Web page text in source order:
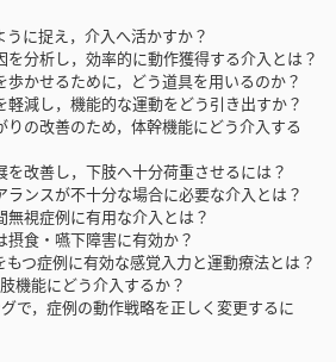
に捉え，介入へ活かすか？
分析し，効率的に動作獲得する介入とは？
かせるために，どう道具を用いるのか？
減し，機能的な運動をどう引き出すか？
の改善のため，体幹機能にどう介入する
改善し，下肢へ十分荷重させるには？
ンスが不十分な場合に必要な介入とは？
視症例に有用な介入とは？
食・嚥下障害に有効か？
つ症例に有効な感覚入力と運動療法とは？
機能にどう介入するか？
で，症例の動作戦略を正しく変更するに